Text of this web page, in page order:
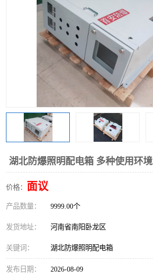
湖北防爆照明配电箱 多种使用环境
价格： 面议
产品数量： 9999.00个
发货地址： 河南省南阳卧龙区
关键词： 湖北防爆照明配电箱
发布日期： 2026-08-09